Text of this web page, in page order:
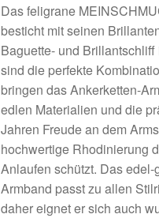
Das feligrane
besticht mit seinen
Baguette- und
sind die perfekte
bringen das Ankerketten-
edlen Materialien und die
Jahren Freude an dem
hochwertige Rhodinierung
Anlaufen schützt. Das
Armband passt zu allen
daher eignet er sich auch